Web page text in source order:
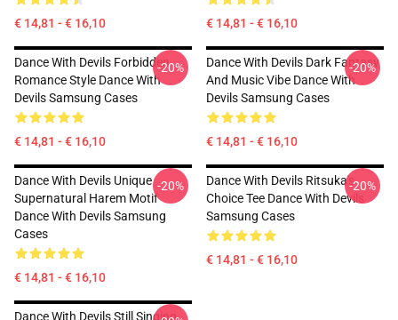
€ 14,81 - € 16,10 € 14,81 - € 16,10
Dance With Devils Forbidden
Romance Style Dance With
Devils Samsung Cases
€ 14,81 - € 16,10
-20%
Dance With Devils Dark Fantasy
And Music Vibe Dance With
Devils Samsung Cases
€ 14,81 - € 16,10
-20%
Dance With Devils Unique
Supernatural Harem Motif
Dance With Devils Samsung
Cases
€ 14,81 - € 16,10
-20%
Dance With Devils Ritsuka's
Choice Tee Dance With Devils
Samsung Cases
€ 14,81 - € 16,10
-20%
Dance With Devils Still Singing